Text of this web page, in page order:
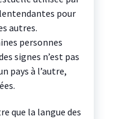
pour
autres.
personnes
signes n’est pas
pays à l’autre,
que la langue des